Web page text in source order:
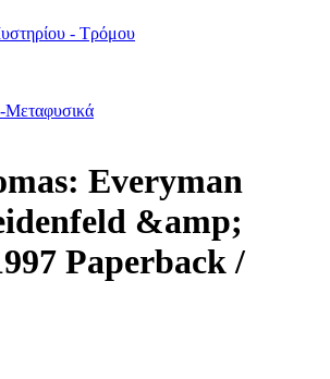
- Τρόμου
Μεταφυσικά
Everyman
&amp;
Paperback /